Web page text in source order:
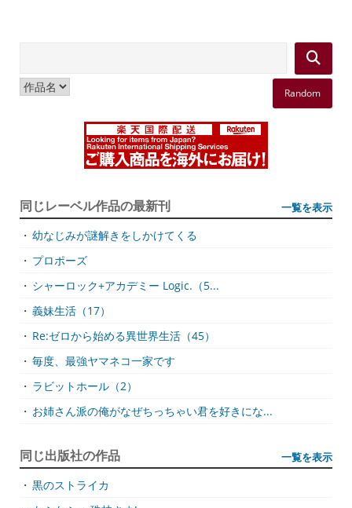
Random
同じレーベル作品の最新刊 一覧を表示
・ 幼なじみが謎解きをしかけてくる
・ プロポーズ
・ シャーロック+アカデミー Logic.（5...
・ 義妹生活（17）
・ Re:ゼロから始める異世界生活（45）
・ 毎度、最強ヤマネコ一家です
・ ラビットホール（2）
・ お姉さん派の俺がなぜちっちゃい君を好きにな...
同じ出版社の作品 一覧を表示
・ 黒のストライカ